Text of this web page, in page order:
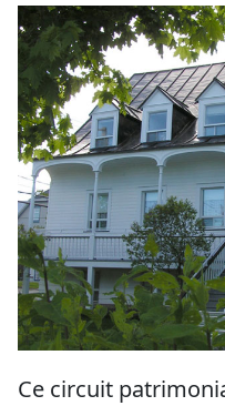
Ce circuit